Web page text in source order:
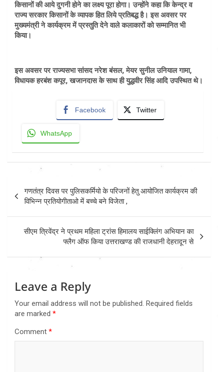
किसानों की आये दुगनी होने का लक्ष्य पूरा होगा। उन्होंने कहा कि केन्द्र व
राज्य सरकार किसानों के व्यापक हित लिये प्रतिबद्ध है। इस अवसर पर
मुख्यमंत्री ने कार्यक्रम में प्रस्तुति देने वाले कलाकारों को सम्मानित भी
किया।
इस अवसर पर राज्यसभा सांसद नरेश बंसल, मेयर सुनील उनियाल गामा,
विधायक हरबंश कपूर, खजानदास के साथ ही युद्धवीर सिंह आदि उपस्थित थे।
Facebook Twitter
WhatsApp
navigation
गणतंत्र दिवस पर पुलिसकर्मियो के परिजनों हेतु आयोजित कार्यक्रम की
विभिन्न प्रतियोगीताओ में बच्चे बने विजेता ,
सीएम त्रिवेंद्र ने प्रथम महिला ट्रांस हिमालय साईक्लिंग अभियान का
फ्लैग ऑफ किया उत्तराखण्ड की राजधानी देहरादून से
Leave a Reply
Your email address will not be published. Required fields
are marked *
Comment *